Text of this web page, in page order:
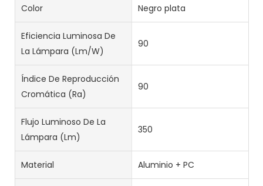
Color Negro plata
Eficiencia Luminosa De
La Lámpara (lm/w)
90
Índice De Reproducción
Cromática (Ra)
90
Flujo Luminoso De La
Lámpara (lm)
350
Material Aluminio + PC